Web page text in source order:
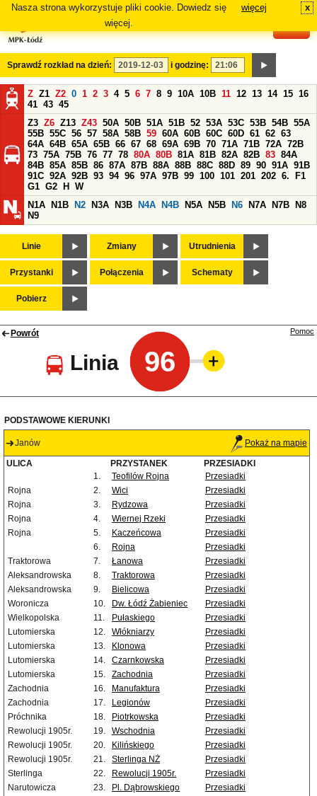
Nasza strona wykorzystuje pliki cookie. Dowiedz się
więcej.
więcej x
Sprawdź rozkład na dzień: i godzinę:
Z Z1 Z2 0 1 2 3 4 5 6 7 8 9 10A 10B 11 12 13 14 15 16
41 43 45
Z3 Z6 Z13 Z43 50A 50B 51A 51B 52 53A 53C 53B 54B 55A
55B 55C 56 57 58A 58B 59 60A 60B 60C 60D 61 62 63
64A 64B 65A 65B 66 67 68 69A 69B 70 71A 71B 72A 72B
73 75A 75B 76 77 78 80A 80B 81A 81B 82A 82B 83 84A
84B 85A 85B 86 87A 87B 88A 88B 88C 88D 89 90 91A 91B
91C 92A 92B 93 94 96 97A 97B 99 100 101 201 202 6.
F1
G1 G2 H
W
N1A
N1B N2 N3A N3B N4A N4B N5A N5B N6 N7A N7B
N8
N9
Linie Zmiany Utrudnienia
Przystanki Połączenia Schematy
Pobierz
Powrót
Linia 96
Pomoc
PODSTAWOWE KIERUNKI
Janów Pokaż na mapie
ULICA PRZYSTANEK
PRZESIADKI
1.
Teofilów Rojna
Przesiadki
Rojna
2. Wici
Przesiadki
Rojna
3. Rydzowa
Przesiadki
Rojna
4. Wiernej Rzeki
Przesiadki
Rojna
5. Kaczeńcowa
Przesiadki
6.
Rojna
Przesiadki
Traktorowa
7. Łanowa
Przesiadki
Aleksandrowska
8. Traktorowa
Przesiadki
Aleksandrowska
9. Bielicowa
Przesiadki
Woronicza
10. Dw. Łódź Żabieniec
Przesiadki
Wielkopolska
11. Pułaskiego
Przesiadki
Lutomierska
12. Włókniarzy
Przesiadki
Lutomierska
13. Klonowa
Przesiadki
Lutomierska
14. Czarnkowska
Przesiadki
Lutomierska
15. Zachodnia
Przesiadki
Zachodnia
16. Manufaktura
Przesiadki
Zachodnia
17. Legionów
Przesiadki
Próchnika
18. Piotrkowska
Przesiadki
Rewolucji 1905r.
19. Wschodnia
Przesiadki
Rewolucji 1905r.
20. Kilińskiego
Przesiadki
Rewolucji 1905r.
21. Sterlinga NŻ
Przesiadki
Sterlinga
22. Rewolucji 1905r.
Przesiadki
Narutowicza
23. Pl. Dąbrowskiego
Przesiadki